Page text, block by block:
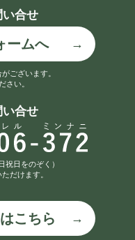
い合せ
ームへ
ございます。
さい。
い合せ
祝日をのぞく）
だけます。
こちら